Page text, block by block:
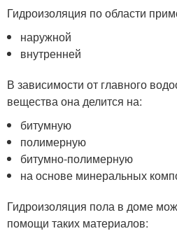
Гидроизоляция по области
наружной
внутренней
В зависимости от главного
вещества она делится на:
битумную
полимерную
битумно-полимерную
на основе минеральных
Гидроизоляция пола в доме
помощи таких материалов: